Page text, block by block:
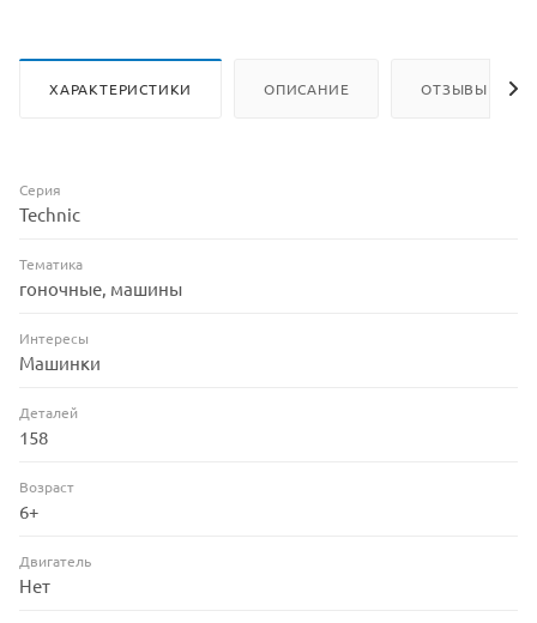
ХАРАКТЕРИСТИКИ ОПИСАНИЕ ОТЗЫВЫ
Серия
Technic
Тематика
гоночные, машины
Интересы
Машинки
Деталей
158
Возраст
6+
Двигатель
Нет